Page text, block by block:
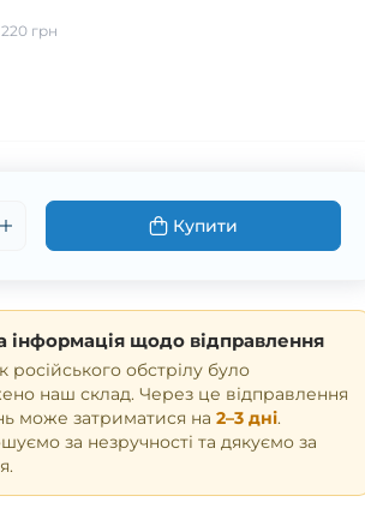
220 грн
Купити
інформація щодо відправлення
російського обстрілу було
наш склад. Через це відправлення
може затриматися на 2–3 дні.
за незручності та дякуємо за